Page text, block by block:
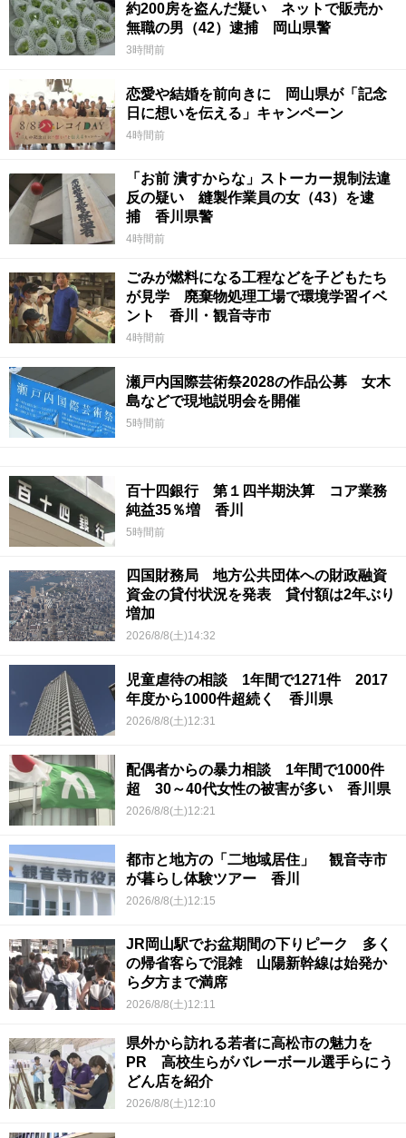
約200房を盗んだ疑い ネットで販売か
無職の男（42）逮捕 岡山県警
3時間前
恋愛や結婚を前向きに 岡山県が「記念
日に想いを伝える」キャンペーン
4時間前
「お前 潰すからな」ストーカー規制法違
反の疑い 縫製作業員の女（43）を逮
捕 香川県警
4時間前
ごみが燃料になる工程などを子どもたち
が見学 廃棄物処理工場で環境学習イベ
ント 香川・観音寺市
4時間前
瀬戸内国際芸術祭2028の作品公募 女木
島などで現地説明会を開催
5時間前
百十四銀行 第１四半期決算 コア業務
純益35％増 香川
5時間前
四国財務局 地方公共団体への財政融資
資金の貸付状況を発表 貸付額は2年ぶり
増加
2026/8/8(土)14:32
児童虐待の相談 1年間で1271件 2017
年度から1000件超続く 香川県
2026/8/8(土)12:31
配偶者からの暴力相談 1年間で1000件
超 30～40代女性の被害が多い 香川県
2026/8/8(土)12:21
都市と地方の「二地域居住」 観音寺市
が暮らし体験ツアー 香川
2026/8/8(土)12:15
JR岡山駅でお盆期間の下りピーク 多く
の帰省客らで混雑 山陽新幹線は始発か
ら夕方まで満席
2026/8/8(土)12:11
県外から訪れる若者に高松市の魅力を
PR 高校生らがバレーボール選手らにう
どん店を紹介
2026/8/8(土)12:10